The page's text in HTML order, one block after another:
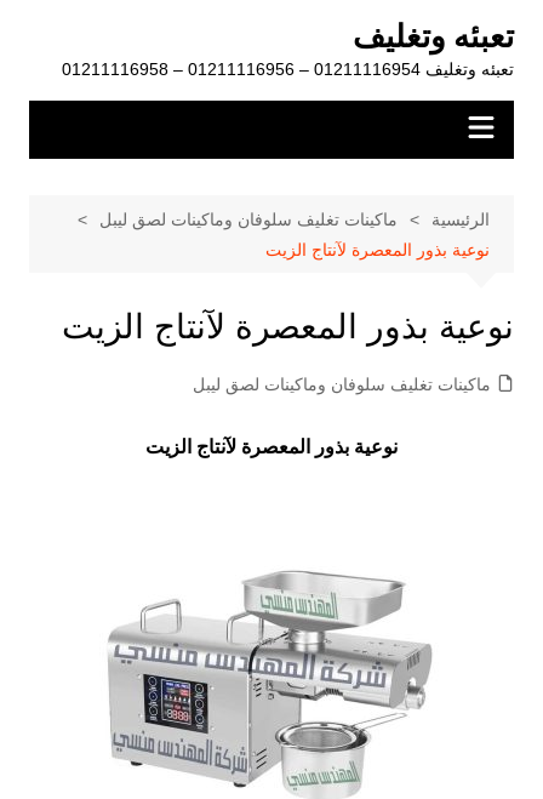
المحتوى
تعبئه وتغليف
تعبئه وتغليف 01211116954 – 01211116956 – 01211116958
الرئيسية
ماكينات تغليف سلوفان وماكينات لصق ليبل
نوعية بذور المعصرة لآنتاج الزيت
نوعية بذور المعصرة لآنتاج الزيت
ماكينات تغليف سلوفان وماكينات لصق ليبل
نوعية بذور المعصرة لآنتاج الزيت